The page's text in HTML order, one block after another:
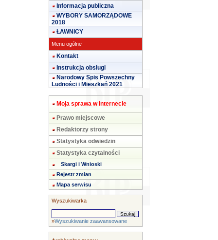
Informacja publiczna
WYBORY SAMORZĄDOWE
2018
ŁAWNICY
Menu ogólne
Kontakt
Instrukcja obsługi
Narodowy Spis Powszechny
Ludności i Mieszkań 2021
Moja sprawa w internecie
Prawo miejscowe
Redaktorzy strony
Statystyka odwiedzin
Statystyka czytalności
Skargi i Wnioski
Rejestr zmian
Mapa serwisu
Wyszukiwarka
»Wyszukiwanie zaawansowane